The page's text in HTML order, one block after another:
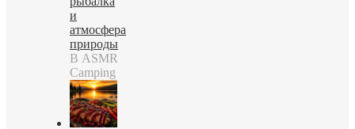
и
атмосфера
природы
В ASMR
Camping